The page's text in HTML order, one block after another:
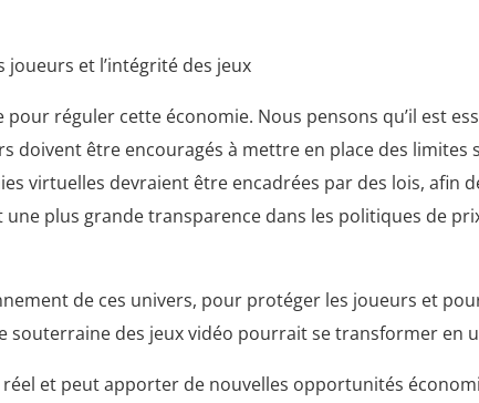
et l’intégrité des jeux
réguler cette économie. Nous pensons qu’il est
doivent être encouragés à mettre en place des limites
virtuelles devraient être encadrées par des lois, afin
plus grande transparence dans les politiques de
de ces univers, pour protéger les joueurs et
souterraine des jeux vidéo pourrait se transformer en
et peut apporter de nouvelles opportunités